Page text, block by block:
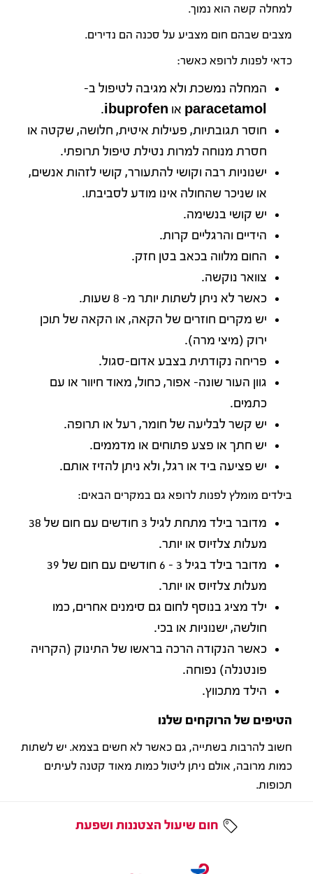
למחלה קשה הוא נמוך.
מצבים שבהם חום מצביע על סכנה הם נדירים.
כדאי לפנות לרופא כאשר:
המחלה נמשכת ולא מגיבה לטיפול ב-
paracetamol או ibuprofen.
חוסר תגובתיות, פעילות איטית, חלושה, שקטה או
חסרת מנוחה למרות נטילת טיפול תרופתי.
ישנוניות רבה וקושי להתעורר, קושי לזהות אנשים,
או שניכר שהחולה אינו מודע לסביבתו.
יש קושי בנשימה.
הידיים והרגליים קרות.
החום מלווה בכאב בטן חזק.
צוואר נוקשה.
כאשר לא ניתן לשתות יותר מ- 8 שעות.
יש מקרים חוזרים של הקאה, או הקאה של תוכן
ירוק (מיצי מרה).
פריחה נקודתית בצבע אדום-סגול.
גוון העור שונה- אפור, כחול, מאוד חיוור או עם
כתמים.
יש קשר לבליעה של חומר, רעל או תרופה.
יש חתך או פצע פתוחים או מדממים.
יש פציעה ביד או רגל, ולא ניתן להזיז אותם.
בילדים מומלץ לפנות לרופא גם במקרים הבאים:
מדובר בילד מתחת לגיל 3 חודשים עם חום של 38
מעלות צלזיוס או יותר.
מדובר בילד בגיל 3 - 6 חודשים עם חום של 39
מעלות צלזיוס או יותר.
ילד מציג בנוסף לחום גם סימנים אחרים, כמו
חולשה, ישנוניות או בכי.
כאשר הנקודה הרכה בראשו של התינוק (הקרויה
פונטנלה) נפוחה.
הילד מתכווץ.
הטיפים של הרוקחים שלנו
חשוב להרבות בשתייה, גם כאשר לא חשים בצמא. יש לשתות
כמות מרובה, אולם ניתן ליטול כמות מאוד קטנה לעיתים
תכופות.
חום שיעול הצטננות ושפעת